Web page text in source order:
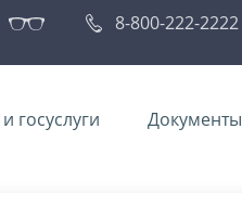
8-800-222-2222
госуслуги Документы